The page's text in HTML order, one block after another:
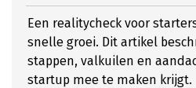
Een realitycheck voor
snelle groei. Dit artikel
stappen, valkuilen en
startup mee te maken krijgt.